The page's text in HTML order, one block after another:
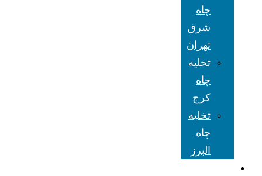
چاه
شرق
تهران
تخلیه
چاه
کرج
تخلیه
چاه
البرز